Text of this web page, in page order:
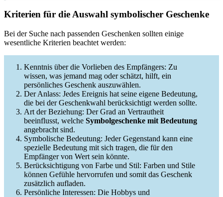
Kriterien für die Auswahl symbolischer Geschenke
Bei der Suche nach passenden Geschenken sollten einige
wesentliche Kriterien beachtet werden:
Kenntnis über die Vorlieben des Empfängers: Zu
wissen, was jemand mag oder schätzt, hilft, ein
persönliches Geschenk auszuwählen.
Der Anlass: Jedes Ereignis hat seine eigene Bedeutung,
die bei der Geschenkwahl berücksichtigt werden sollte.
Art der Beziehung: Der Grad an Vertrautheit
beeinflusst, welche Symbolgeschenke mit Bedeutung
angebracht sind.
Symbolische Bedeutung: Jeder Gegenstand kann eine
spezielle Bedeutung mit sich tragen, die für den
Empfänger von Wert sein könnte.
Berücksichtigung von Farbe und Stil: Farben und Stile
können Gefühle hervorrufen und somit das Geschenk
zusätzlich aufladen.
Persönliche Interessen: Die Hobbys und